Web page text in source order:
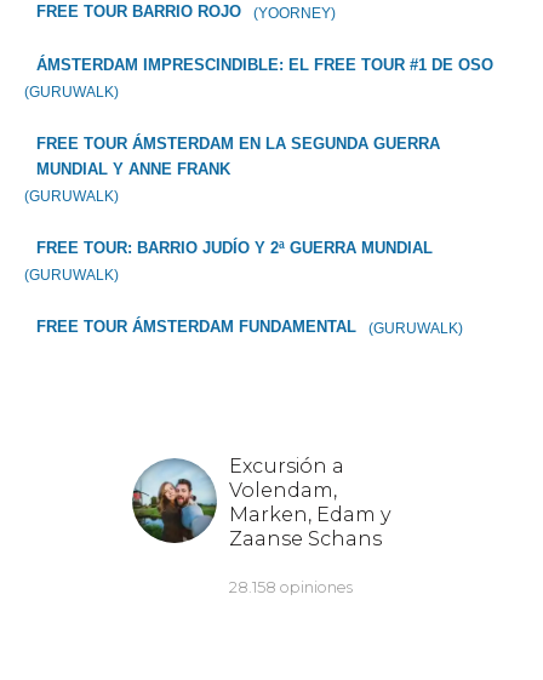
FREE TOUR BARRIO ROJO (YOORNEY)
ÁMSTERDAM IMPRESCINDIBLE: EL FREE TOUR #1 DE OSO
(GURUWALK)
FREE TOUR ÁMSTERDAM EN LA SEGUNDA GUERRA
MUNDIAL Y ANNE FRANK
(GURUWALK)
FREE TOUR: BARRIO JUDÍO Y 2ª GUERRA MUNDIAL
(GURUWALK)
FREE TOUR ÁMSTERDAM FUNDAMENTAL (GURUWALK)